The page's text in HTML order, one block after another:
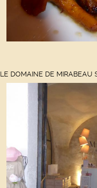
LE DOMAINE DE MIRABEAU